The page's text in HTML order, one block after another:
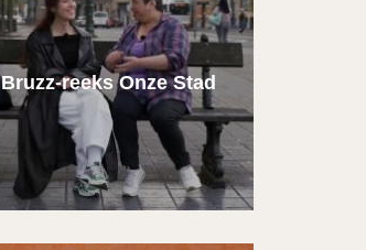
Bruzz-reeks Onze Stad